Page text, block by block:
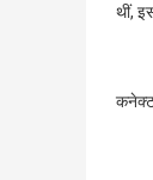
थीं,